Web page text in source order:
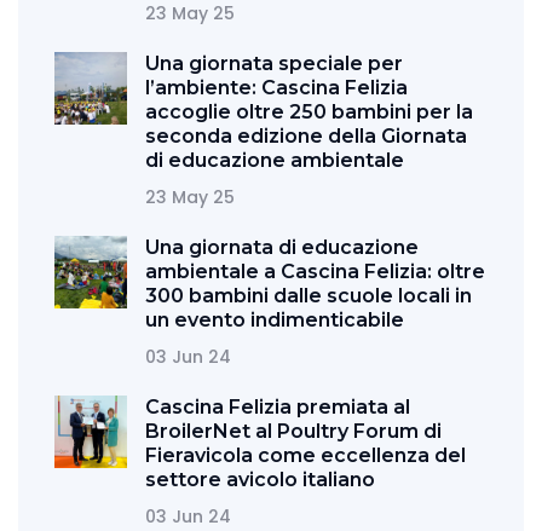
23 May 25
Una giornata speciale per
l’ambiente: Cascina Felizia
accoglie oltre 250 bambini per la
seconda edizione della Giornata
di educazione ambientale
23 May 25
Una giornata di educazione
ambientale a Cascina Felizia: oltre
300 bambini dalle scuole locali in
un evento indimenticabile
03 Jun 24
Cascina Felizia premiata al
BroilerNet al Poultry Forum di
Fieravicola come eccellenza del
settore avicolo italiano
03 Jun 24